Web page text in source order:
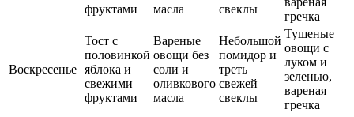
фруктами
масла
свеклы
гречка
Воскресенье
Тост с
половинкой
яблока и
свежими
фруктами
Вареные
овощи без
соли и
оливкового
масла
Небольшой
помидор и
треть
свежей
свеклы
Тушеные
овощи с
луком и
зеленью,
вареная
гречка